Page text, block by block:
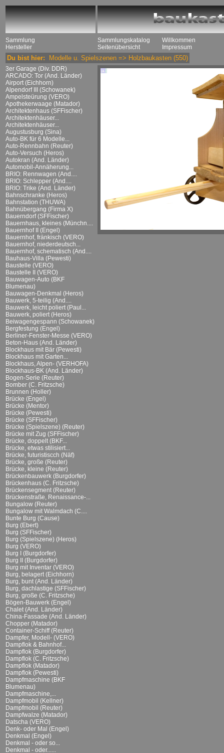
Sammlung
Hersteller
Sammlungskatalog
Seitenübersicht
Willkommen
Impressum
Du bist hier: Modelle u. Spielszenen => Holzbaukasten (550)
3er Garage (Div. DDR)
ARCADO: Tor (And. Länder)
Airport (Eichhorn)
Alpendorf III (Schowanek)
Ampelsteürung (VERO)
Apothekerwaage (Matador)
Architektenhaus (SFFischer)
Architektenhäuser...
Architektenhäuser...
Augustusburg (Sina)
Auto-BK für 6 Modelle...
Auto-Rennbahn (Reuter)
Auto-Versuch (Heros)
Autokran (And. Länder)
Automobil-Annäherung...
BRIO: Rennwagen (And....
BRIO: Schlepper (And....
BRIO: Trike (And. Länder)
Bahnschranke (Heros)
Bahnstation (THUWA)
Bahnübergang (Firma X)
Bauerndorf (SFFischer)
Bauernhaus, kleines (Münchn....
Bauernhof II (Engel)
Bauernhof, fränkisch (VERO)
Bauernhof, niederdeutsch...
Bauernhof, schematisch (And....
Bauhaus-Villa (Pewesti)
Baustelle (VERO)
Baustelle II (VERO)
Bauwagen-Auto (BKF
Blumenau)
Bauwagen-Denkmal (Heros)
Bauwerk, 5-teilig (And....
Bauwerk, leicht poliert (Paul...
Bauwerk, poliert (Heros)
Beiwagengespann (Schowanek)
Bergfestung (Engel)
Berliner-Fenster-Messe (VERO)
Beton-Haus (And. Länder)
Blockhaus mit Bär (Pewesti)
Blockhaus mit Garten...
Blockhaus, Alpen- (VERHOFA)
Blockhaus-BK (And. Länder)
Bogen-Serie (Reuter)
Bomber (C. Fritzsche)
Brunnen (Holler)
Brücke (Engel)
Brücke (Mentor)
Brücke (Pewesti)
Brücke (SFFischer)
Brücke (Spielszene) (Reuter)
Brücke mit Zug (SFFischer)
Brücke, doppelt (BKF...
Brücke, etwas stilisiert...
Brücke, futuristiscch (Näf)
Brücke, große (Reuter)
Brücke, kleine (Reuter)
Brückenbauwerk (Burgdorfer)
Brückenhaus (C. Fritzsche)
Brückensegment (Reuter)
Brückenstraße, Renaissance-...
Bungalow (Reuter)
Bungalow mit Walmdach (C....
Bunte Burg (Cause)
Burg (Ebert)
Burg (SFFischer)
Burg (Spielszene) (Heros)
Burg (VERO)
Burg I (Burgdorfer)
Burg II (Burgdorfer)
Burg mit Inventar (VERO)
Burg, belagert (Eichhorn)
Burg, bunt (And. Länder)
Burg, dachlastige (SFFischer)
Burg, große (C. Fritzsche)
Bögen-Bauwerk (Engel)
Chalet (And. Länder)
China-Fassade (And. Länder)
Chopper (Matador)
Container-Schiff (Reuter)
Dampfer, Modell- (VERO)
Dampflok & Bahnhof...
Dampflok (Burgdorfer)
Dampflok (C. Fritzsche)
Dampflok (Matador)
Dampflok (Pewesti)
Dampfmaschine (BKF
Blumenau)
Dampfmaschine,...
Dampfmobil (Kellner)
Dampfmobil (Reuter)
Dampfwalze (Matador)
Datscha (VERO)
Denk- oder Mal (Engel)
Denkmal (Engel)
Denkmal - oder so...
Denkmal - oder......